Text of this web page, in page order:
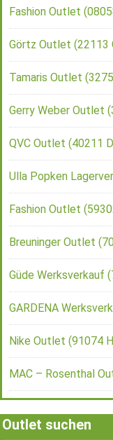
Fashion Outlet
Görtz Outlet (22113
Tamaris Outlet
Gerry Weber Outlet
QVC Outlet (40211
Ulla Popken
Fashion Outlet
Breuninger Outlet
Güde Werksverkauf
GARDENA
Nike Outlet (91074
MAC – Rosenthal
Outlet suchen